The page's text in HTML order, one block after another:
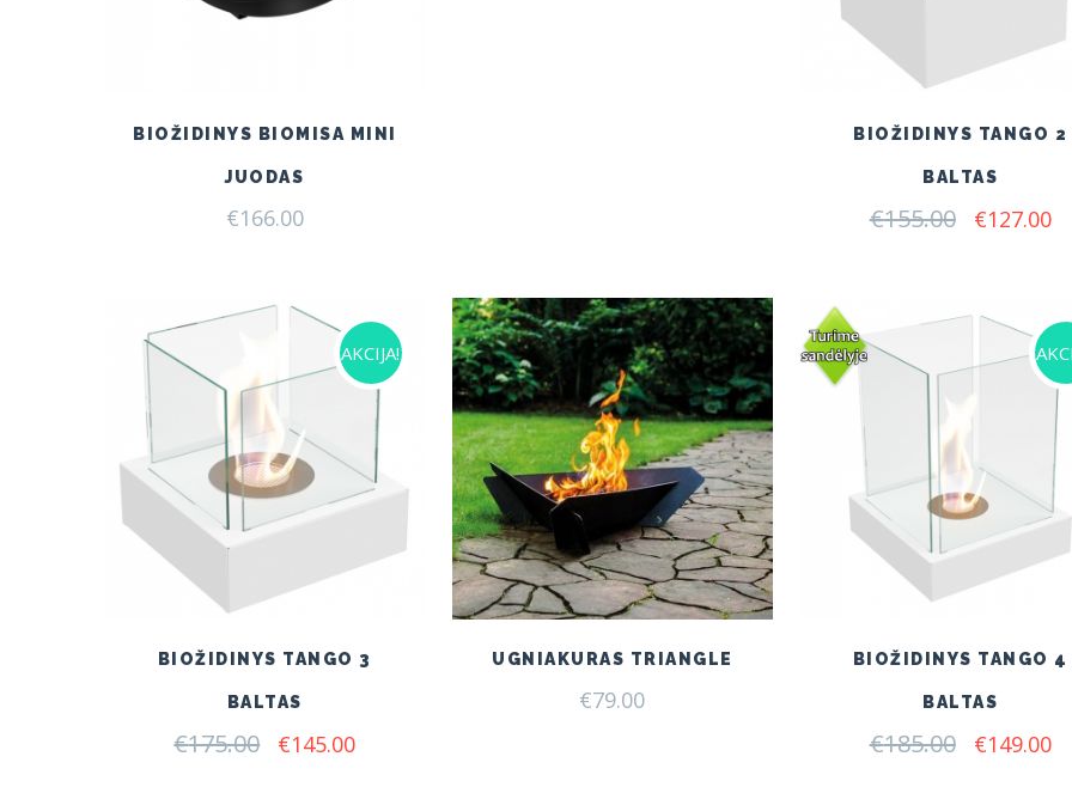
BIOŽIDINYS BIOMISA MINI
JUODAS
€166.00
BIOŽIDINYS TANGO 2
BALTAS
€155.00 Original
€127.00
AKCIJA!
BIOŽIDINYS TANGO 3
BALTAS
€175.00 Original
€145.00Current
UGNIAKURAS TRIANGLE
€79.00
BIOŽIDINYS TANGO 4
BALTAS
€185.00 Original
€149.00